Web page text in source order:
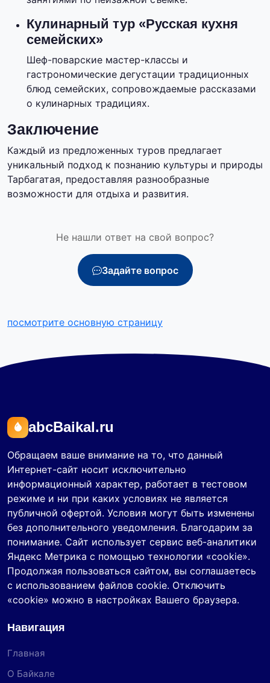
Кулинарный тур «Русская кухня
семейских»
Шеф-поварские мастер-классы и
гастрономические дегустации традиционных
блюд семейских, сопровождаемые рассказами
о кулинарных традициях.
Заключение
Каждый из предложенных туров предлагает
уникальный подход к познанию культуры и природы
Тарбагатая, предоставляя разнообразные
возможности для отдыха и развития.
Не нашли ответ на свой вопрос?
Задайте вопрос
посмотрите основную страницу
abcBaikal.ru
Обращаем ваше внимание на то, что данный
Интернет-сайт носит исключительно
информационный характер, работает в тестовом
режиме и ни при каких условиях не является
публичной офертой. Условия могут быть изменены
без дополнительного уведомления. Благодарим за
понимание. Сайт использует сервис веб-аналитики
Яндекс Метрика с помощью технологии «cookie».
Продолжая пользоваться сайтом, вы соглашаетесь
с использованием файлов cookie. Отключить
«cookie» можно в настройках Вашего браузера.
Навигация
Главная
О Байкале